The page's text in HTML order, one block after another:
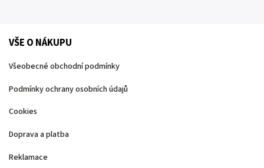
VŠE O NÁKUPU
Všeobecné obchodní podmínky
Podmínky ochrany osobních údajů
Cookies
Doprava a platba
Reklamace